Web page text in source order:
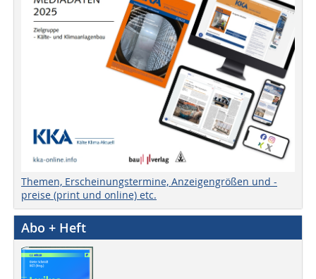
Themen, Erscheinungstermine, Anzeigengrößen und -
preise (print und online) etc.
Abo + Heft